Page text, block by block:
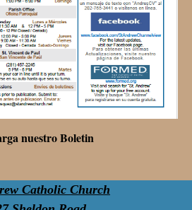
nuestro Boletin
Catholic Church